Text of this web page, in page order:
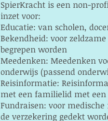
SpierKracht is een non-
inzet voor:
Educatie: van scholen,
Bekendheid: voor
begrepen worden
Meedenken: Meedenken
onderwijs (passend
Reisinformatie:
met een familielid met een
Fundraisen: voor
de verzekering gedekt